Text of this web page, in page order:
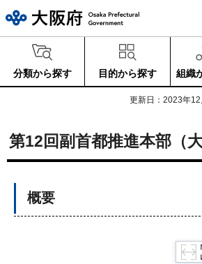
分類から探す 目的から探す 組織
更新日：2023年12
第12回副首都推進本部（
概要